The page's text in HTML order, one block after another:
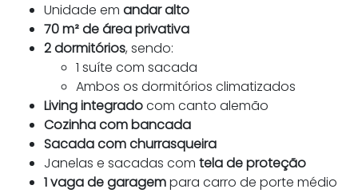
Unidade em andar alto
70 m² de área privativa
2 dormitórios, sendo:
1 suíte com sacada
Ambos os dormitórios climatizados
Living integradocom canto alemão
Cozinha com bancada
Sacada com churrasqueira
Janelas e sacadas com tela de proteção
1 vaga de garagempara carro de porte médio